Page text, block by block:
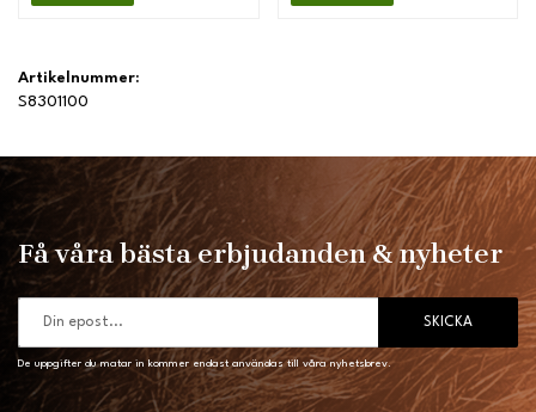
Artikelnummer:
S8301100
Få våra bästa erbjudanden & nyheter
SKICKA
De uppgifter du matar in kommer endast användas till våra nyhetsbrev.